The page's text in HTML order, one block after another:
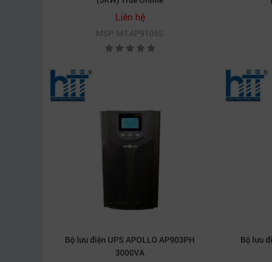
3.3 Khả năng kết nối và quản lý linh hoạt
Sản phẩm hỗ trợ các cổng giao tiếp USB,
4. Ứng dụng thực tế của ups apollo
4.1 Ứng dụng trong văn phòng và doanh nghiệp nhỏ
Ups apollo ap2150 1500va
phù hợp sử dụng
Đối với hệ thống camera giám sát và thiết bị an
Liên hệ
MSP: MT-AP9105S
Bộ lưu điện UPS APOLLO AP903PH
3000VA
Bộ lưu